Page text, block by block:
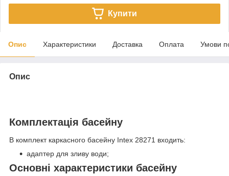
Купити
Опис Характеристики Доставка Оплата Умови
Опис
Комплектація басейну
В комплект каркасного басейну Intex 28271 входить:
адаптер для зливу води;
Основні характеристики басейну